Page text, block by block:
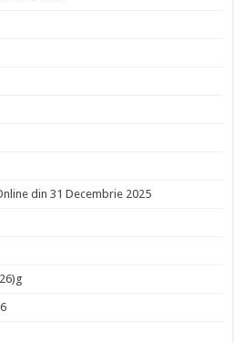
din 31 Decembrie 2025